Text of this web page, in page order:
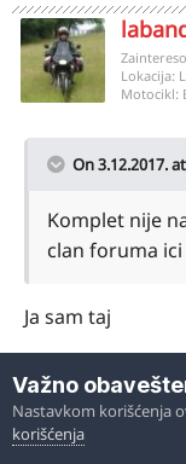
Lokacija:
Motocikl:
On 3.12.2017.
Komplet nije
clan foruma
Ja sam taj
Sent from my
Važno
Nastavkom korišćenja
korišćenja